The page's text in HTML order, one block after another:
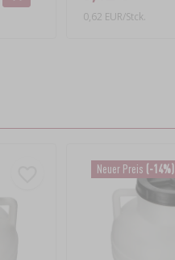
0,62 EUR/Stck.
Neuer Preis (-14%)